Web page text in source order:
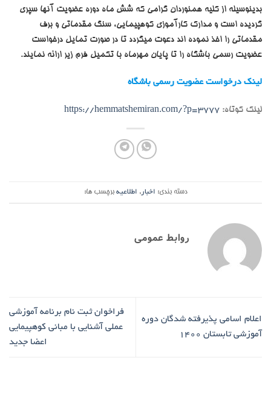
بدینوسیله از کلیه همنوردان گرامی که شش ماه دوره عضویت آنها سپری
گردیده است و مدارک کارآموزی کوهپیمایی، سنگ مقدماتی و برف
مقدماتی را اخذ نموده اند دعوت میگردد تا در صورت تمایل درخواست
عضویت رسمی باشگاه را تا پایان مهرماه با تکمیل فرم زیر ارائه نمایند.
لینک درخواست عضویت رسمی باشگاه
لینک کوتاه: https://hemmatshemiran.com/?p=3777
دسته بندی: اخبار, اطلاعیه برچسب ها:
روابط عمومی
اعلام اسامی پذیرفته شدگان دوره
آموزشی تابستان 1400
فراخوان ثبت نام برنامه آموزشی
عملی آشنایی با مبانی کوهپیمایی
اعضا جدید